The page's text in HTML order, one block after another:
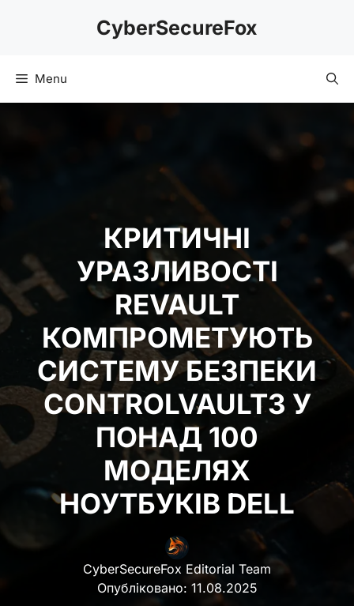
CyberSecureFox
Menu
КРИТИЧНІ
УРАЗЛИВОСТІ
REVAULT
КОМПРОМЕТУЮТЬ
СИСТЕМУ БЕЗПЕКИ
CONTROLVAULT3 У
ПОНАД 100
МОДЕЛЯХ
НОУТБУКІВ DELL
CyberSecureFox Editorial Team
Опубліковано: 11.08.2025